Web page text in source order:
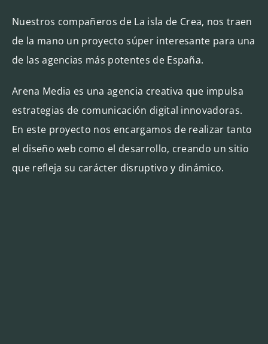
Nuestros compañeros de La isla de Crea, nos traen
de la mano un proyecto súper interesante para una
de las agencias más potentes de España.
Arena Media es una agencia creativa que impulsa
estrategias de comunicación digital innovadoras.
En este proyecto nos encargamos de realizar tanto
el diseño web como el desarrollo, creando un sitio
que refleja su carácter disruptivo y dinámico.